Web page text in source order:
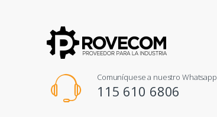
Comuníquese a nuestro Whatsapp
115 610 6806